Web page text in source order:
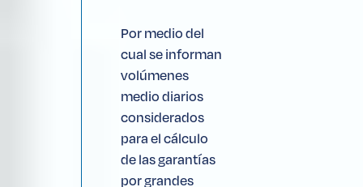
Por medio del
cual se informan
volúmenes
medio diarios
considerados
para el cálculo
de las garantías
por grandes